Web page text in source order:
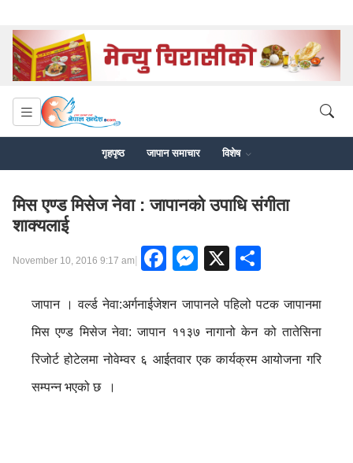
गृहपृष्ठ जापान समाचार विशेष
मिस एण्ड मिसेज नेवा : जापानको उपाधि संगीता
शाक्यलाई
November 10, 2016 9:17 am| Facebook
Messenger
X
जापान । वर्ल्ड नेवा:अर्गनाईजेशन जापानले पहिलो पटक जापानमा
मिस एण्ड मिसेज नेवा: जापान ११३७ नागानो केन को तातेसिना
रिजोर्ट होटेलमा नोवेम्वर ६ आईतवार एक कार्यक्रम आयोजना गरि
सम्पन्न भएको छ ।